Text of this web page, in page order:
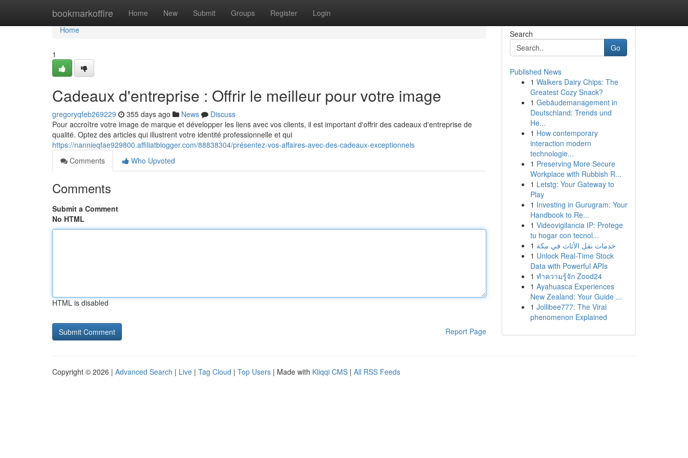
bookmarkoffire Home New Submit Groups Register Login
Home
Home
1
Cadeaux d'entreprise : Offrir le meilleur pour votre image
gregoryqfeb269229 355 days ago News
Discuss
Pour accroître votre image de marque et développer les liens avec vos clients, il est important d'offrir des cadeaux d'entreprise de
qualité. Optez des articles qui illustrent votre identité professionnelle et qui
https://nannieqfae929800.affiliatblogger.com/88838304/présentez-vos-affaires-avec-des-cadeaux-exceptionnels
Comments
Who Upvoted
Comments
Submit a Comment
No HTML
HTML is disabled
Report Page
Search
Go
Published News
1 Walkers Dairy Chips: The
Greatest Cozy Snack?
1 Gebäudemanagement in
Deutschland: Trends und
He...
1 How contemporary
interaction modern
technologie...
1 Preserving More Secure
Workplace with Rubbish R...
1 Letstg: Your Gateway to
Play
1 Investing in Gurugram: Your
Handbook to Re...
1 Videovigilancia IP: Protege
tu hogar con tecnol...
1 خدمات نقل الأثاث في مكة
1 Unlock Real-Time Stock
Data with Powerful APIs
1 ทำความรู้จัก Zood24
1 Ayahuasca Experiences
New Zealand: Your Guide ...
1 Jollibee777: The Viral
phenomenon Explained
Copyright © 2026 | Advanced Search | Live | Tag Cloud | Top Users | Made with Kliqqi CMS | All RSS Feeds